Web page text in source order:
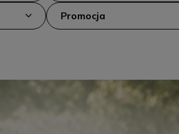
Promocja